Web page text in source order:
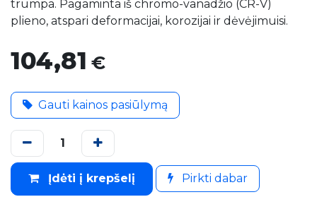
trumpa. Pagaminta iš chromo-vanadžio (CR-V)
plieno, atspari deformacijai, korozijai ir dėvėjimuisi.
104,81 €
Gauti kainos pasiūlymą
Įdėti į krepšelį Pirkti dabar